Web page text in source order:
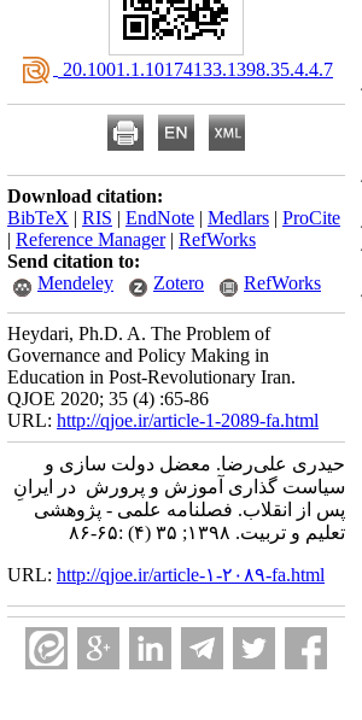
‎ 20.1001.1.10174133.1398.35.4.4.7
Download citation:
BibTeX | RIS | EndNote | Medlars | ProCite
| Reference Manager| RefWorks
Send citation to:
Mendeley
Zotero RefWorks
Heydari, Ph.D. A. The Problem of
Governance and Policy Making in
Education in Post-Revolutionary Iran.
QJOE 2020; 35 (4) :65-86
URL: http://qjoe.ir/article-1-2089-fa.html
حیدری علی‌رضا. معضل دولت سازی و
سیاست گذاری آموزش و پرورش در ایرانِ
پس از انقلاب. فصلنامه علمی - پژوهشی
تعلیم و تربیت. ۱۳۹۸; ۳۵ (۴) :۶۵-۸۶
URL: http://qjoe.ir/article-۱-۲۰۸۹-fa.html